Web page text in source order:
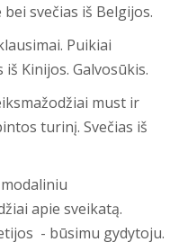
svečias iš Belgijos.
Puikiai
Kinijos. Galvosūkis.
must ir
turinį. Svečias iš
apie sveikatą.
- būsimu gydytoju.